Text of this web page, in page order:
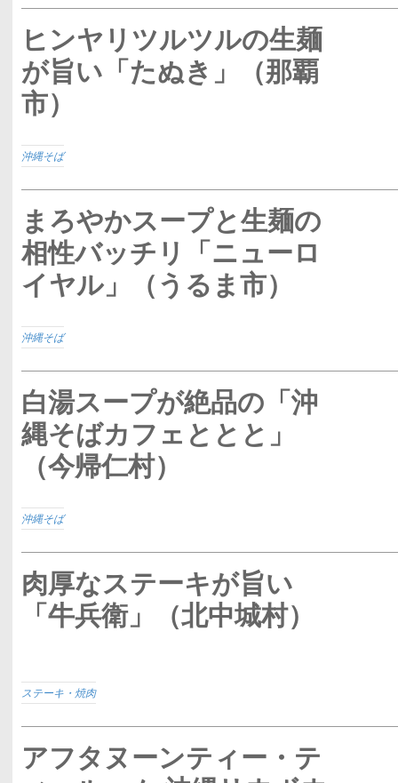
ヒンヤリツルツルの生麺
が旨い「たぬき」（那覇
市）
沖縄そば
まろやかスープと生麺の
相性バッチリ「ニューロ
イヤル」（うるま市）
沖縄そば
白湯スープが絶品の「沖
縄そばカフェととと」
（今帰仁村）
沖縄そば
肉厚なステーキが旨い
「牛兵衛」（北中城村）
ステーキ・焼肉
アフタヌーンティー・テ